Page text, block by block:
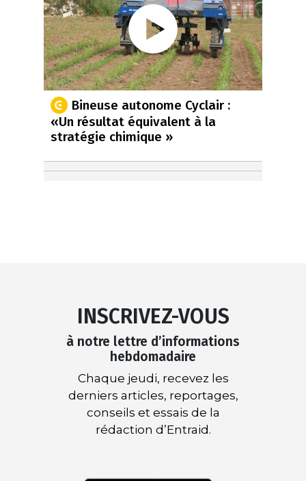
Bineuse autonome Cyclair :
«Un résultat équivalent à la
stratégie chimique »
INSCRIVEZ-VOUS
à notre lettre d’informations
hebdomadaire
Chaque jeudi, recevez les
derniers articles, reportages,
conseils et essais de la
rédaction d’Entraid.